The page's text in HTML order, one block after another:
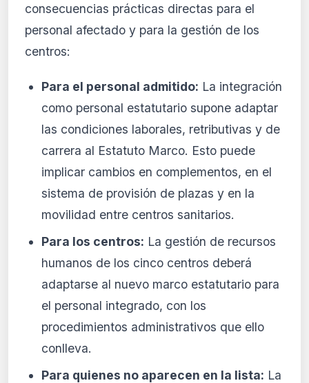
consecuencias prácticas directas para el
personal afectado y para la gestión de los
centros:
Para el personal admitido: La integración
como personal estatutario supone adaptar
las condiciones laborales, retributivas y de
carrera al Estatuto Marco. Esto puede
implicar cambios en complementos, en el
sistema de provisión de plazas y en la
movilidad entre centros sanitarios.
Para los centros: La gestión de recursos
humanos de los cinco centros deberá
adaptarse al nuevo marco estatutario para
el personal integrado, con los
procedimientos administrativos que ello
conlleva.
Para quienes no aparecen en la lista: La